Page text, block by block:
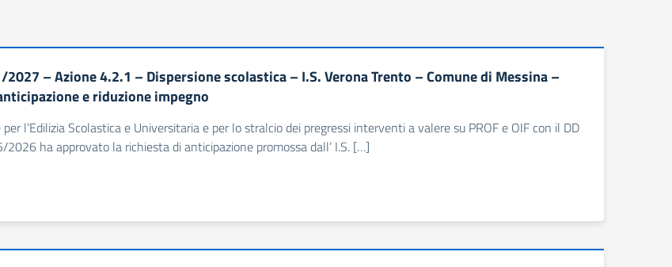
2027 – Azione 4.2.1 – Dispersione scolastica – I.S. Verona Trento – Comune di Messina –
e riduzione impegno
per l’Edilizia Scolastica e Universitaria e per lo stralcio dei pregressi interventi a valere su PROF e OIF con il DD
ha approvato la richiesta di anticipazione promossa dall’ I.S. […]